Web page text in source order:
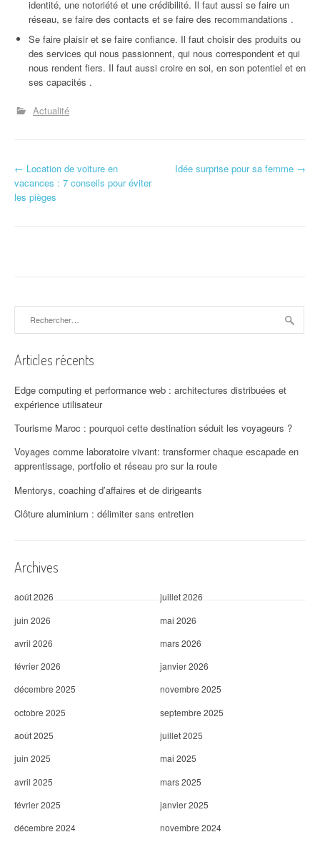
identité, une notoriété et une crédibilité. Il faut aussi se faire un
réseau, se faire des contacts et se faire des recommandations .
Se faire plaisir et se faire confiance. Il faut choisir des produits ou
des services qui nous passionnent, qui nous correspondent et qui
nous rendent fiers. Il faut aussi croire en soi, en son potentiel et en
ses capacités .
Actualité
N
a
a
t
i
o
n
d
'
a
r
i
l
e
← Location de voiture en
vacances : 7 conseils pour éviter
les pièges
Idée surprise pour sa femme →
Articles récents
Edge computing et performance web : architectures distribuées et
expérience utilisateur
Tourisme Maroc : pourquoi cette destination séduit les voyageurs ?
Voyages comme laboratoire vivant: transformer chaque escapade en
apprentissage, portfolio et réseau pro sur la route
Mentorys, coaching d’affaires et de dirigeants
Clôture aluminium : délimiter sans entretien
Archives
août 2026
juillet 2026
juin 2026
mai 2026
avril 2026
mars 2026
février 2026
janvier 2026
décembre 2025
novembre 2025
octobre 2025
septembre 2025
août 2025
juillet 2025
juin 2025
mai 2025
avril 2025
mars 2025
février 2025
janvier 2025
décembre 2024
novembre 2024